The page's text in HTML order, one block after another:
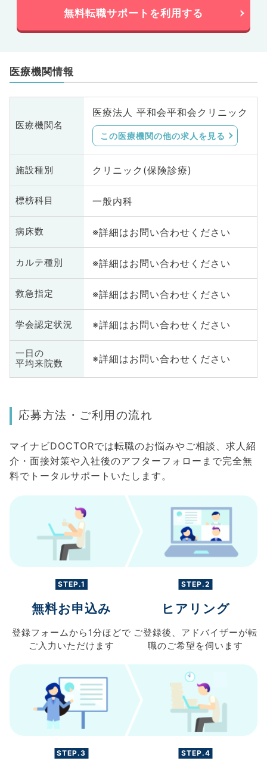
無料転職サポートを利用する
医療機関情報
医療機関名
医療法人 平和会平和会クリニック
この医療機関の他の求人を見る
施設種別 クリニック(保険診療)
標榜科目 一般内科
病床数 ※詳細はお問い合わせください
カルテ種別 ※詳細はお問い合わせください
救急指定 ※詳細はお問い合わせください
学会認定状況 ※詳細はお問い合わせください
一日の
平均来院数
※詳細はお問い合わせください
応募方法・ご利用の流れ
マイナビDOCTORでは転職のお悩みやご相談、求人紹
介・面接対策や入社後のアフターフォローまで完全無
料でトータルサポートいたします。
STEP.1
無料お申込み
登録フォームから 1分ほどで
ご入力 いただけます
STEP.2
ヒアリング
ご登録後、 アドバイザーが転
職のご希望を伺います
STEP.3 STEP.4